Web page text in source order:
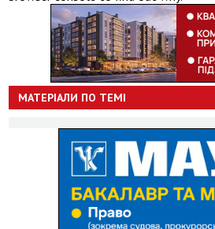
МАТЕРІАЛИ ПО ТЕМІ